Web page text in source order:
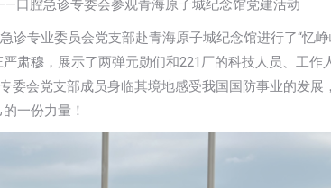
口腔急诊专委会参观青海原子城纪念馆党建活动
诊专业委员会党支部赴青海原子城纪念馆进行了“忆峥
肃穆，展示了两弹元勋们和221厂的科技人员、工作
委会党支部成员身临其境地感受我国国防事业的发展
一份力量！